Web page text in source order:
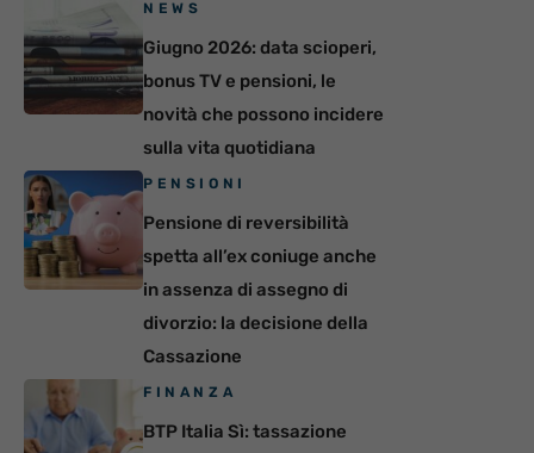
NEWS
Giugno 2026: data scioperi,
bonus TV e pensioni, le
novità che possono incidere
sulla vita quotidiana
PENSIONI
Pensione di reversibilità
spetta all’ex coniuge anche
in assenza di assegno di
divorzio: la decisione della
Cassazione
FINANZA
BTP Italia Sì: tassazione